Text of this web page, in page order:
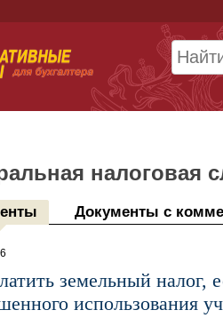
налоговая
Документы с
земельный налог,
использования